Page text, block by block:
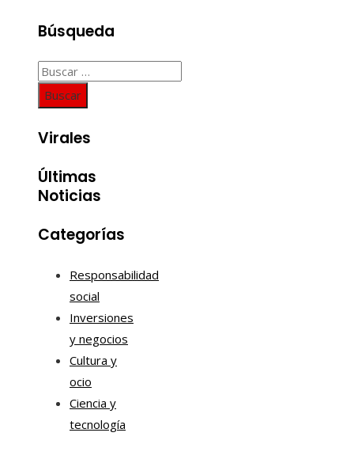
Búsqueda
Buscar:
Virales
Últimas
Noticias
Categorías
Responsabilidad
social
Inversiones
y negocios
Cultura y
ocio
Ciencia y
tecnología